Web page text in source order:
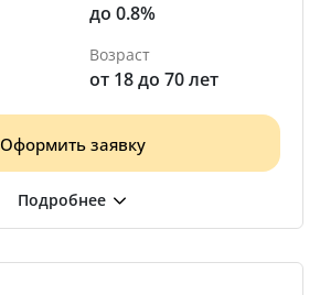
до 0.8%
Возраст
от 18 до 70 лет
Оформить заявку